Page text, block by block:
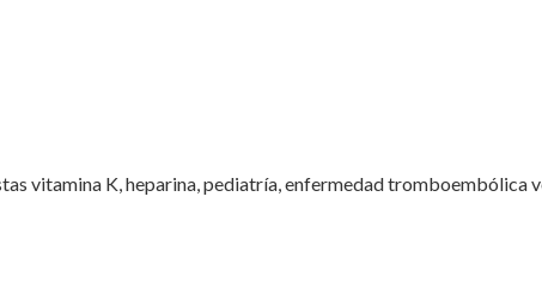
vitamina K, heparina, pediatría, enfermedad tromboembólica